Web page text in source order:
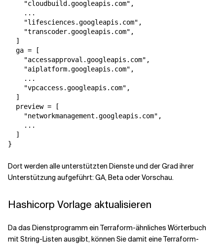
    "cloudbuild.googleapis.com",
    ...
    "lifesciences.googleapis.com",
    "transcoder.googleapis.com",
  ]
  ga = [
    "accessapproval.googleapis.com",
    "aiplatform.googleapis.com",
    ...
    "vpcaccess.googleapis.com",
  ]
  preview = [
    "networkmanagement.googleapis.com",
    ...
  ]
}
Dort werden alle unterstützten Dienste und der Grad ihrer
Unterstützung aufgeführt: GA, Beta oder Vorschau.
Hashicorp Vorlage aktualisieren
Da das Dienstprogramm ein Terraform-ähnliches Wörterbuch
mit String-Listen ausgibt, können Sie damit eine Terraform-